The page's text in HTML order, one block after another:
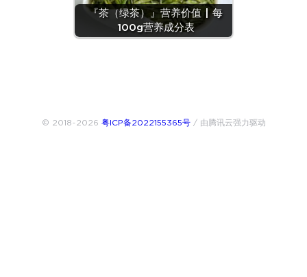
『茶（绿茶）』营养价值 | 每
100g营养成分表
© 2018~2026 粤ICP备2022155365号/ 由腾讯云强力驱动